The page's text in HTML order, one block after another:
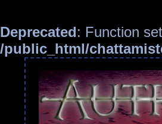
Deprecated: Function
/public_html/